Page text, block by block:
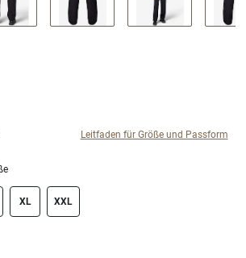
THE PAGE WITH NEW RESULTS.
Leitfaden für Größe und Passform
XL XXL